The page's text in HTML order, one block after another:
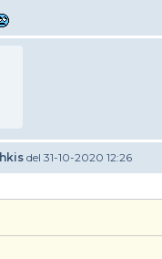
del 31-10-2020 12:26